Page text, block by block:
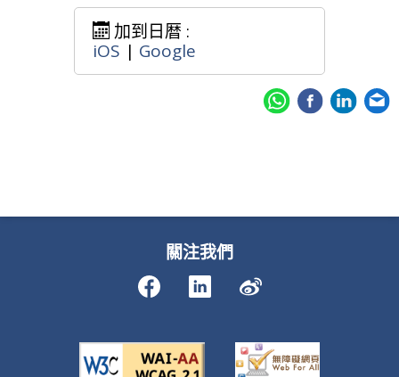
加到日暦 :
iOS | Google
關注我們